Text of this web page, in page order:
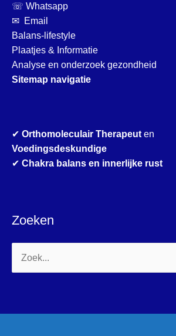
☏ Whatsapp
✉ Email
Balans-lifestyle
Plaatjes & Informatie
Analyse en onderzoek gezondheid
Sitemap navigatie
✔ Orthomoleculair Therapeut en
Voedingsdeskundige
✔ Chakra balans en innerlijke rust
Zoeken
Zoek
naar: